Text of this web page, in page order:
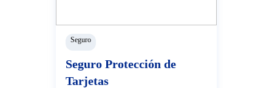
Seguro
Seguro Protección de
Tarjetas